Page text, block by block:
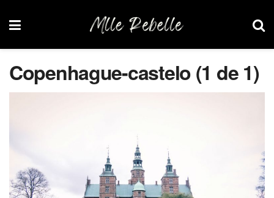
Copenhague-castelo (1 de 1)